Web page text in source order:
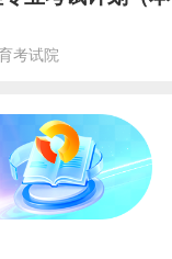
考试院